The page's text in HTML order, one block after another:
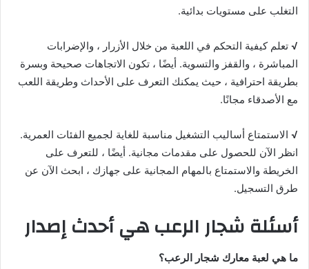
التغلب على مستويات بدائية.
√ تعلم كيفية التحكم في اللعبة من خلال الأزرار ، والإضرابات
المباشرة ، والقفز والتسوية. أيضًا ، تكون الاتجاهات صحيحة وبسرة
بطريقة احترافية ، حيث يمكنك التعرف على الأحداث وطريقة اللعب
مع الأصدقاء مجانًا.
√ الاستمتاع أساليب التشغيل مناسبة للغاية لجميع الفئات العمرية.
انظر الآن للحصول على مقدمات مجانية. أيضًا ، للتعرف على
الخريطة والاستمتاع بالمهام المجانية على جهازك ، ابحث الآن عن
طرق التسجيل.
أسئلة شجار الرعب هي أحدث إصدار
ما هي لعبة معارك شجار الرعب؟